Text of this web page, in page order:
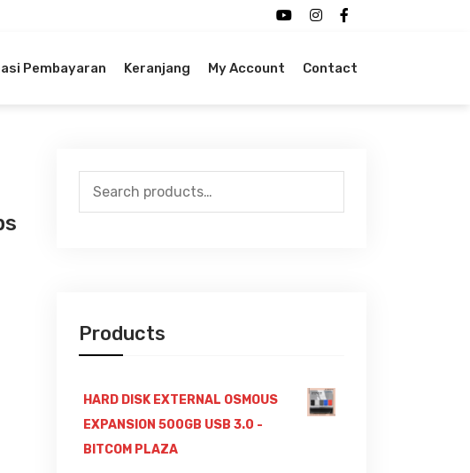
Pembayaran Keranjang My Account Contact
Search
for:
Products
HARD DISK EXTERNAL OSMOUS
EXPANSION 500GB USB 3.0 -
BITCOM PLAZA